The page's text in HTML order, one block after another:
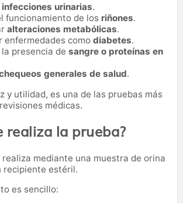
infecciones urinarias.
funcionamiento de los riñones.
alteraciones metabólicas.
enfermedades como diabetes.
presencia de sangre o proteínas en
generales de salud.
y utilidad, es una de las pruebas más
médicas.
realiza la prueba?
mediante una muestra de orina
recipiente estéril.
es sencillo: